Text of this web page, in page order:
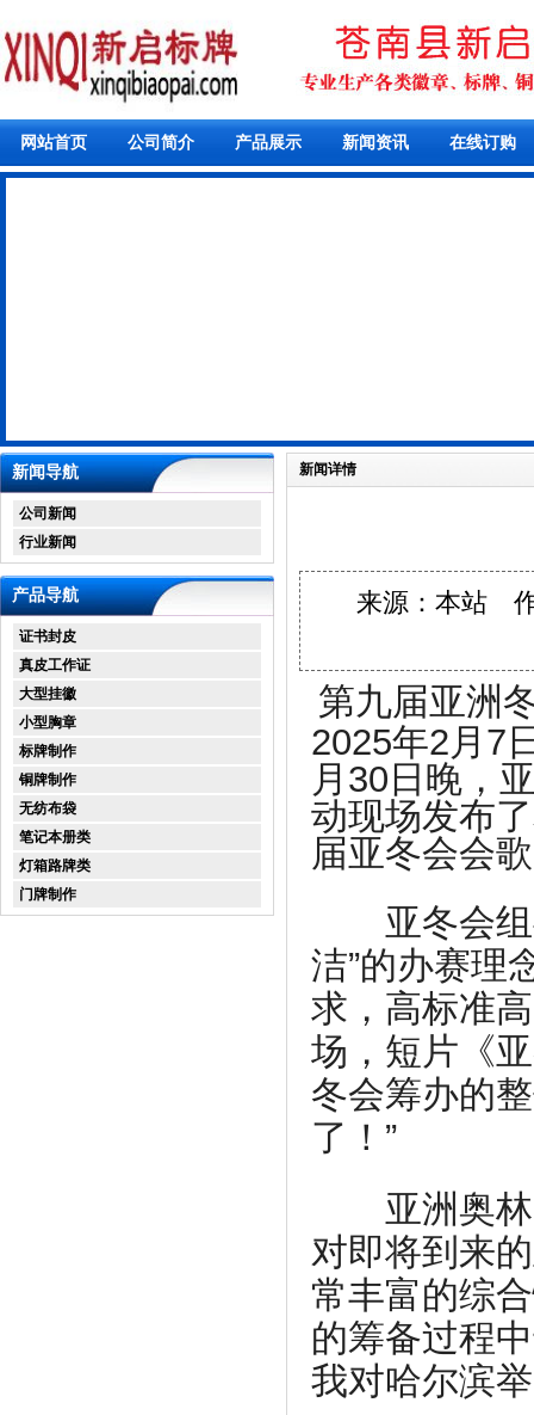
网站首页 公司简介 产品展示 新闻资讯 在线订购
新闻导航
公司新闻
行业新闻
产品导航
证书封皮
真皮工作证
大型挂徽
小型胸章
标牌制作
铜牌制作
无纺布袋
笔记本册类
灯箱路牌类
门牌制作
新闻详情
来源：本站
第九届亚洲
2025年2月7
月30日晚，
动现场发布
届亚冬会会
亚冬会组
洁”的办赛理
求，高标准
场，短片《
冬会筹办的
了！”
亚洲奥林
对即将到来
常丰富的综
的筹备过程
我对哈尔滨